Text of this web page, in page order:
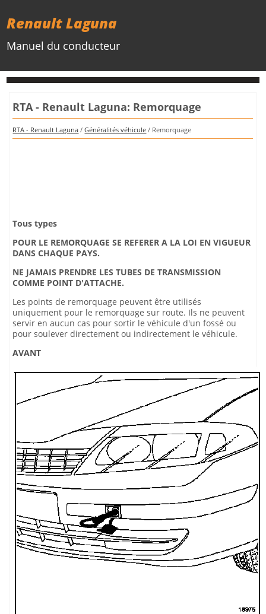
Renault Laguna
Manuel du conducteur
RTA - Renault Laguna: Remorquage
RTA - Renault Laguna /Généralités véhicule / Remorquage
Tous types
POUR LE REMORQUAGE SE REFERER A LA LOI EN VIGUEUR
DANS CHAQUE PAYS.
NE JAMAIS PRENDRE LES TUBES DE TRANSMISSION
COMME POINT D'ATTACHE.
Les points de remorquage peuvent être utilisés
uniquement pour le remorquage sur route. Ils ne peuvent
servir en aucun cas pour sortir le véhicule d'un fossé ou
pour soulever directement ou indirectement le véhicule.
AVANT